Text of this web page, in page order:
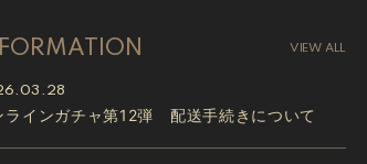
VIEW ALL
ラインガチャ第12弾 配送手続きについて